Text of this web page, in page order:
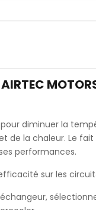
diminuer la
de la chaleur. Le
performances.
sur les